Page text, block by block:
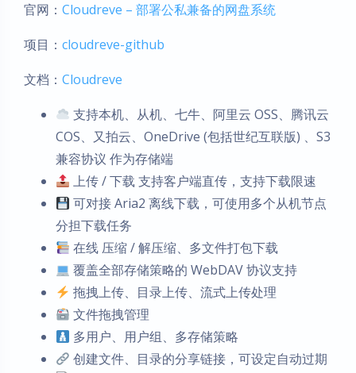
官网： Cloudreve – 部署公私兼备的网盘系统
项目： cloudreve-github
文档： Cloudreve
支持本机、从机、七牛、阿里云 OSS、腾讯云
COS、又拍云、OneDrive (包括世纪互联版) 、S3
兼容协议 作为存储端
上传 / 下载 支持客户端直传，支持下载限速
可对接 Aria2 离线下载，可使用多个从机节点
分担下载任务
在线 压缩 / 解压缩、多文件打包下载
覆盖全部存储策略的 WebDAV 协议支持
拖拽上传、目录上传、流式上传处理
文件拖拽管理
多用户、用户组、多存储策略
创建文件、目录的分享链接，可设定自动过期